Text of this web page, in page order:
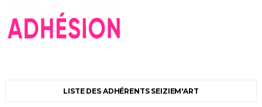
LISTE DES ADHÉRENTS SEIZIEM'ART